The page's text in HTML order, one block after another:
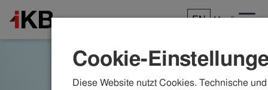
EN Menü
Cookie-
Diese Website nutzt Cookies. Technische